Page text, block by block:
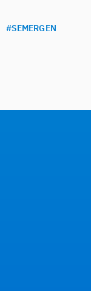
#SEMERGEN